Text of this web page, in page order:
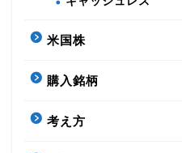
米国株
購入銘柄
考え方